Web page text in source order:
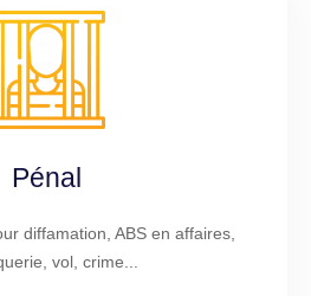
Pénal
diffamation, ABS en affaires,
vol, crime...